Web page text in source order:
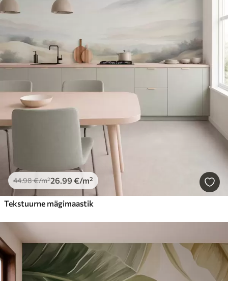
44.98€/m²26.99 €/m²
Tekstuurne mägimaastik